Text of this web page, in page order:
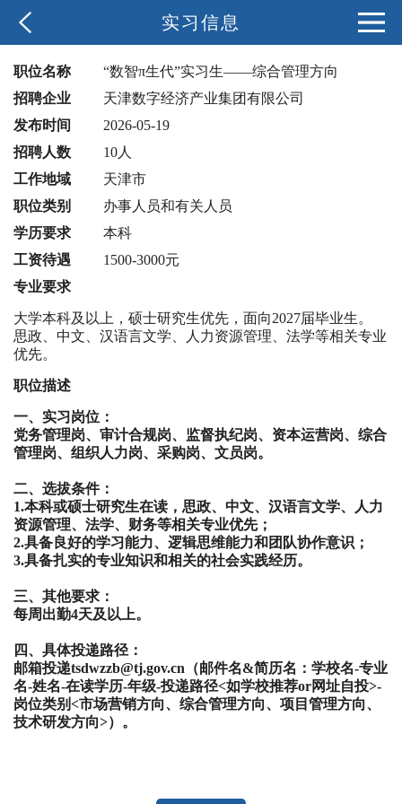
实习信息
职位名称
“数智π生代”实习生——综合管理方向
招聘企业
天津数字经济产业集团有限公司
发布时间
2026-05-19
招聘人数
10人
工作地域
天津市
职位类别
办事人员和有关人员
学历要求
本科
工资待遇
1500-3000元
专业要求
大学本科及以上，硕士研究生优先，面向2027届毕业生。
思政、中文、汉语言文学、人力资源管理、法学等相关专业
优先。
职位描述
一、实习岗位：
党务管理岗、审计合规岗、监督执纪岗、资本运营岗、综合
管理岗、组织人力岗、采购岗、文员岗。
二、选拔条件：
1.本科或硕士研究生在读，思政、中文、汉语言文学、人力
资源管理、法学、财务等相关专业优先；
2.具备良好的学习能力、逻辑思维能力和团队协作意识；
3.具备扎实的专业知识和相关的社会实践经历。
三、其他要求：
每周出勤4天及以上。
四、具体投递路径：
邮箱投递tsdwzzb@tj.gov.cn（邮件名&简历名：学校名-专业
名-姓名-在读学历-年级-投递路径<如学校推荐or网址自投>-
岗位类别<市场营销方向、综合管理方向、项目管理方向、
技术研发方向>）。